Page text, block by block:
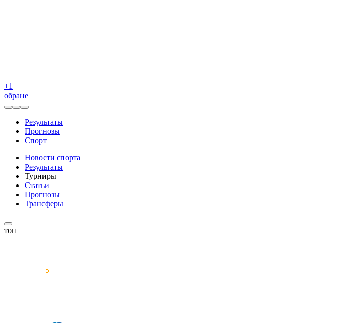
+1
обране
Результаты
Прогнозы
Спорт
Новости спорта
Результаты
Турниры
Статьи
Прогнозы
Трансферы
топ